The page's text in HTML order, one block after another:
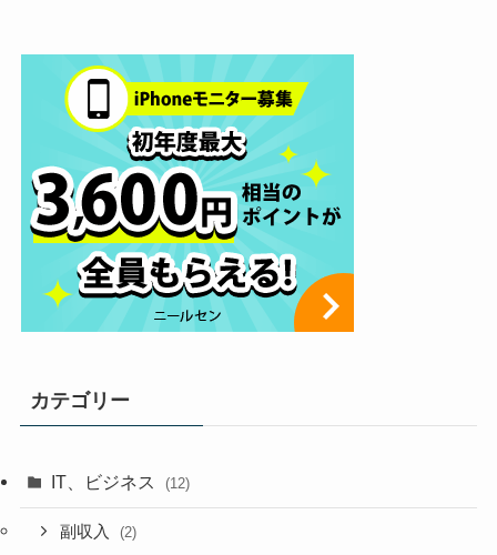
カテゴリー
IT、ビジネス (12)
副収入 (2)